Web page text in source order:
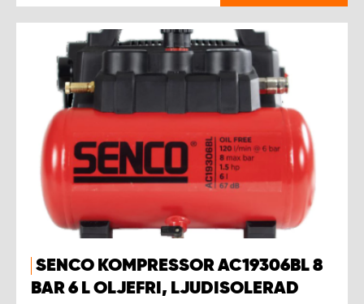
SENCO KOMPRESSOR AC19306BL 8
BAR 6 L OLJEFRI, LJUDISOLERAD